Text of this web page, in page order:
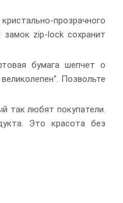
прозрачного
zip-lock сохранит
бумага шепчет о
Позвольте
так любят покупатели.
Это красота без